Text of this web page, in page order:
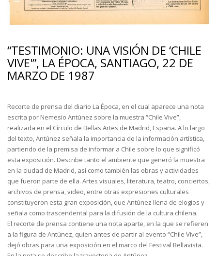
“TESTIMONIO: UNA VISIÓN DE ‘CHILE
VIVE'”, LA ÉPOCA, SANTIAGO, 22 DE
MARZO DE 1987
Recorte de prensa del diario La Época, en el cual aparece una nota
escrita por Nemesio Antúnez sobre la muestra “Chile Vive”,
realizada en el Círculo de Bellas Artes de Madrid, España. A lo largo
del texto, Antúnez señala la importancia de la información artística,
partiendo de la premisa de informar a Chile sobre lo que significó
esta exposición. Describe tanto el ambiente que generó la muestra
en la ciudad de Madrid, así como también las obras y actividades
que fueron parte de ella. Artes visuales, literatura, teatro, conciertos,
archivos de prensa, video, entre otras expresiones culturales
constituyeron esta gran exposición, que Antúnez llena de elogios y
señala como trascendental para la difusión de la cultura chilena.
El recorte de prensa contiene una nota aparte, en la que se refieren
a la figura de Antúnez, quien antes de partir al evento “Chile Vive”,
dejó obras para una exposición en el marco del Festival Bellavista.